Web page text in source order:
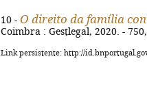
10 - O direito da família
Coimbra : Gestlegal, 2020. -
Link persistente: http://